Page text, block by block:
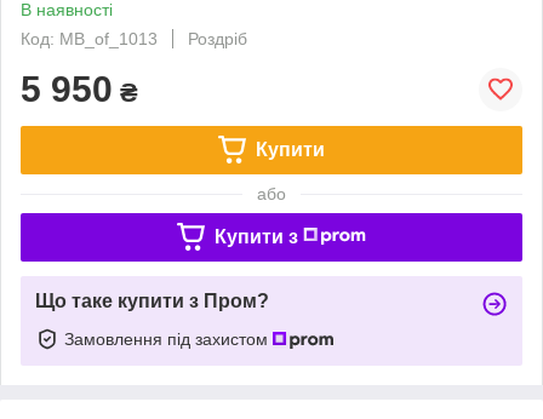
В наявності
Код: MB_of_1013
Роздріб
5 950 ₴
Купити
або
Купити з
Що таке купити з Пром?
Замовлення під захистом